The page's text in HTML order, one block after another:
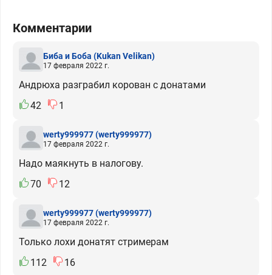
Комментарии
Биба и Боба (Kukan Velikan)
17 февраля 2022 г.
Андрюха разграбил корован с донатами
42
1
werty999977(werty999977)
17 февраля 2022 г.
Надо маякнуть в налогову.
70
12
werty999977(werty999977)
17 февраля 2022 г.
Только лохи донатят стримерам
112
16